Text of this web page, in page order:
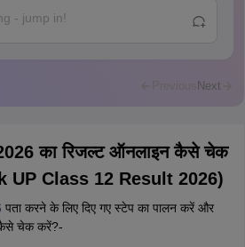
in class 11
Previous Next
2026 का रिजल्ट ऑनलाइन कैसे चेक
UP Class 12 Result 2026)
पता करने के लिए दिए गए स्टेप का पालन करें और
कैसे चेक करें?-